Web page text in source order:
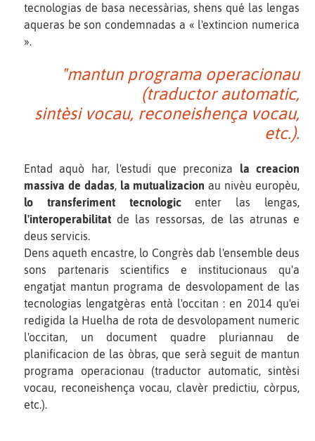
tecnologias de basa necessàrias, shens qué las lengas
aqueras be son condemnadas a « l'extincion numerica
».
"mantun programa operacionau
(traductor automatic,
sintèsi vocau, reconeishença vocau,
etc.).
Entad aquò har, l'estudi que preconiza la creacion
massiva de dadas, la mutualizacion au nivèu europèu,
lo transferiment tecnologicenter las lengas,
l'interoperabilitat de las ressorsas, de las atrunas e
deus servicis.
Dens aqueth encastre, lo Congrès dab l'ensemble deus
sons partenaris scientifics e institucionaus qu'a
engatjat mantun programa de desvolopament de las
tecnologias lengatgèras entà l'occitan : en 2014 qu'ei
redigida la Huelha de rota de desvolopament numeric
l'occitan, un document quadre pluriannau de
planificacion de las òbras, que serà seguit de mantun
programa operacionau (traductor automatic, sintèsi
vocau, reconeishença vocau, clavèr predictiu, còrpus,
etc.).